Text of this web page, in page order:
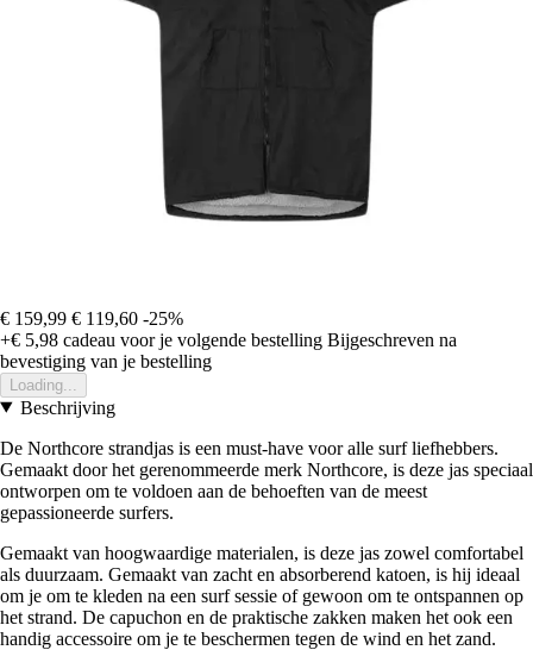
€ 159,99 € 119,60 -25%
+€ 5,98 cadeau voor je volgende bestelling Bijgeschreven na
bevestiging van je bestelling
Loading...
Beschrijving
De Northcore strandjas is een must-have voor alle surf liefhebbers.
Gemaakt door het gerenommeerde merk Northcore, is deze jas speciaal
ontworpen om te voldoen aan de behoeften van de meest
gepassioneerde surfers.
Gemaakt van hoogwaardige materialen, is deze jas zowel comfortabel
als duurzaam. Gemaakt van zacht en absorberend katoen, is hij ideaal
om je om te kleden na een surf sessie of gewoon om te ontspannen op
het strand. De capuchon en de praktische zakken maken het ook een
handig accessoire om je te beschermen tegen de wind en het zand.